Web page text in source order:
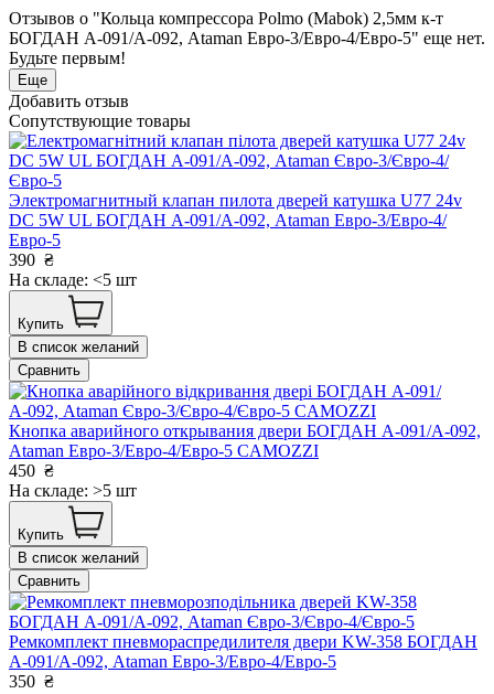
Отзывов о "Кольца компрессора Polmo (Mabok) 2,5мм к-т
БОГДАН А-091/А-092, Ataman Евро-3/Евро-4/Евро-5" еще нет.
Будьте первым!
Еще
Добавить отзыв
Сопутствующие товары
Электромагнитный клапан пилота дверей катушка U77 24v
DC 5W UL БОГДАН А-091/А-092, Ataman Евро-3/Евро-4/
Евро-5
390 ₴
На складе: <5 шт
Купить
В список желаний
Сравнить
Кнопка аварийного открывания двери БОГДАН А-091/А-092,
Ataman Евро-3/Евро-4/Евро-5 CAMOZZI
450 ₴
На складе: >5 шт
Купить
В список желаний
Сравнить
Ремкомплект пневмораспредилителя двери KW-358 БОГДАН
А-091/А-092, Ataman Евро-3/Евро-4/Евро-5
350 ₴